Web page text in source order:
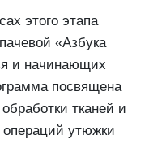
этого этапа
«Азбука
и начинающих
посвящена
тканей и
утюжки